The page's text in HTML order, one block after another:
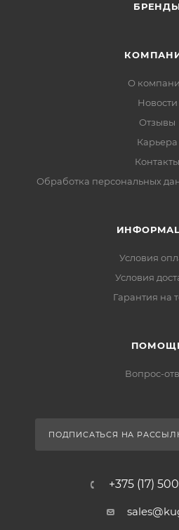
О
Новости
Отзывы
Карьера
Контакты
Обработка персональных
Условия
Условия
Гарантия на
Вопрос-
ПОДПИСАТЬСЯ НА
+375 (17)